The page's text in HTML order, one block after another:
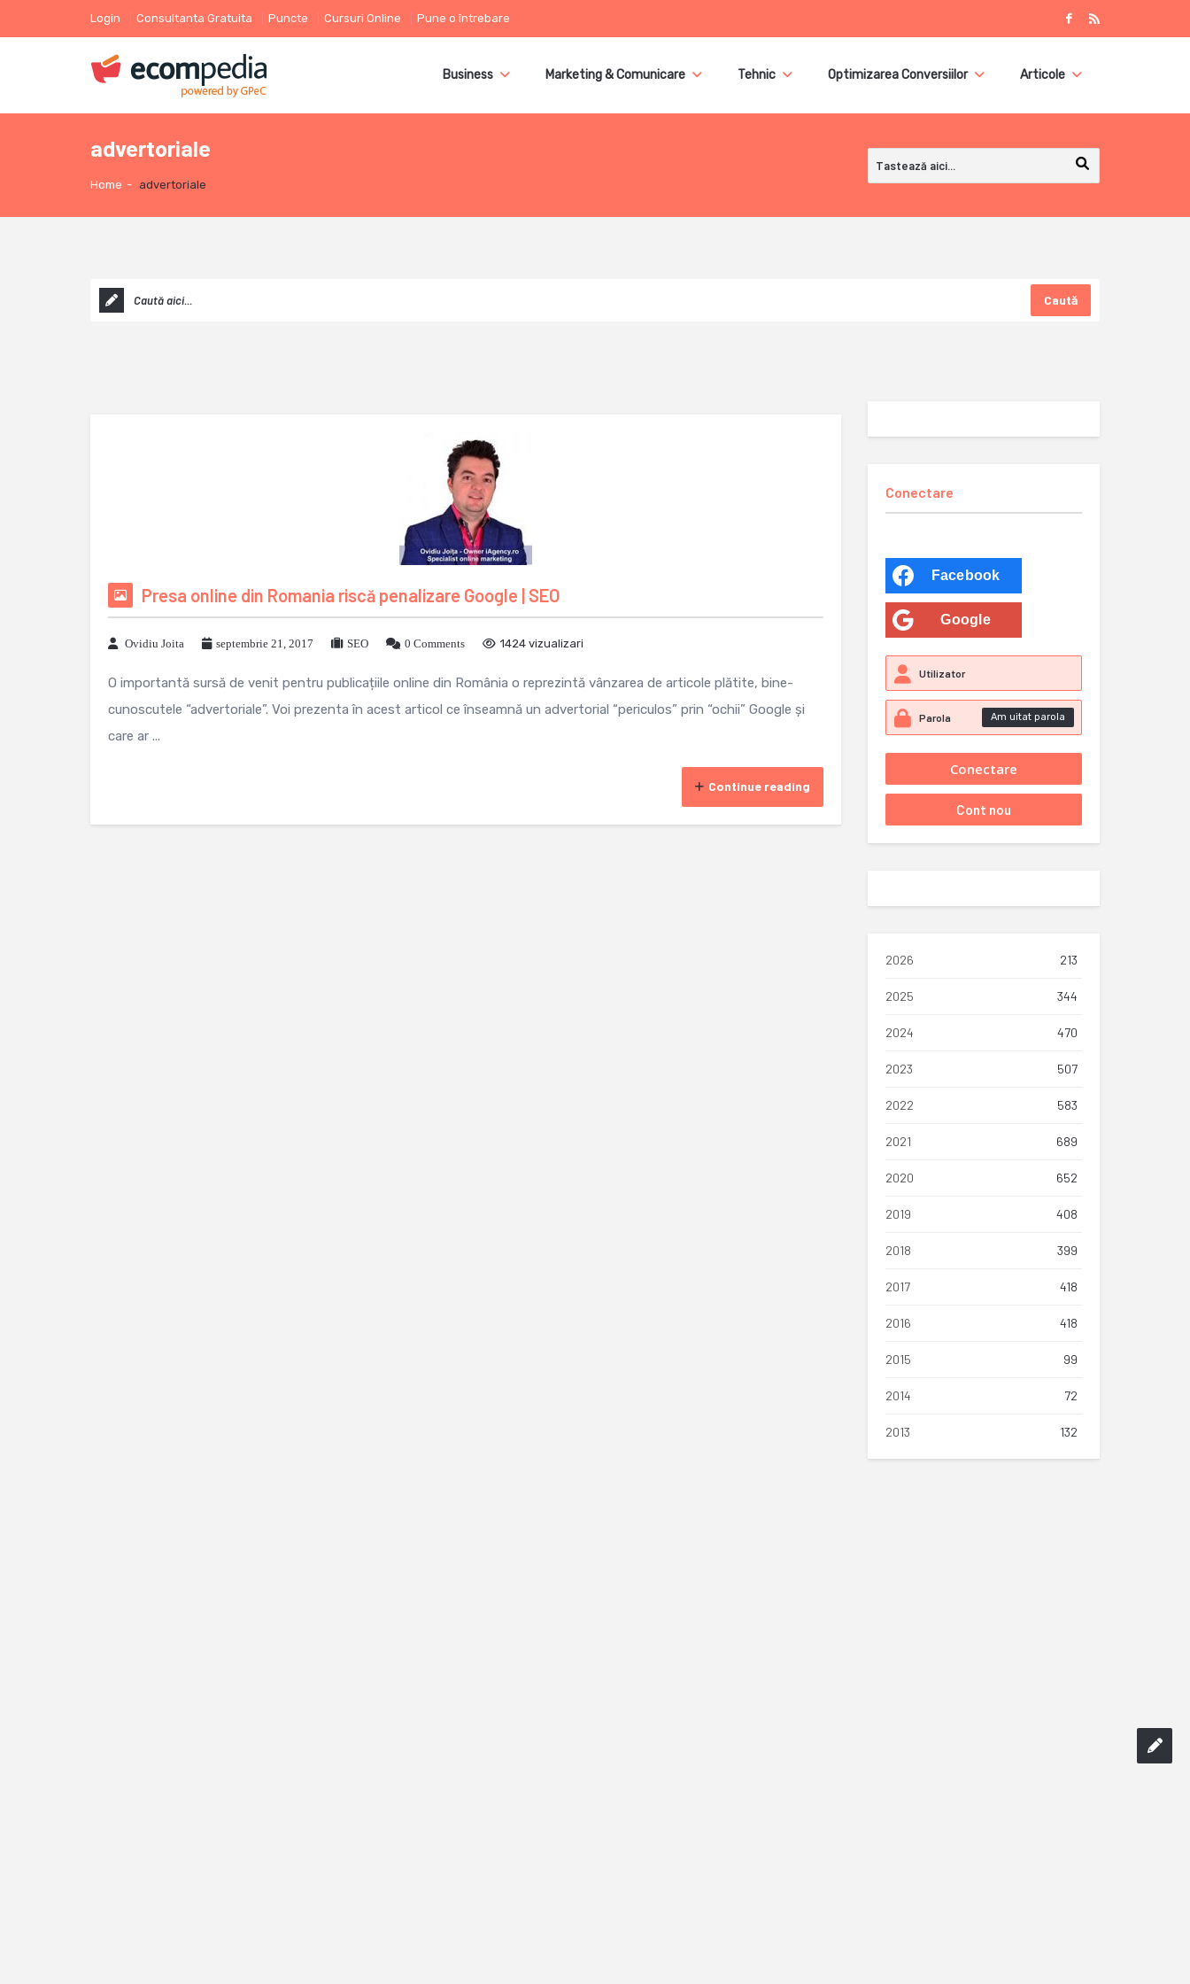
Login Consultanta Gratuita Puncte Cursuri Online Pune o întrebare
Business Marketing & Comunicare Tehnic Optimizarea Conversiilor Articole
advertoriale
Home - advertoriale
Caută
Presa online din Romania riscă penalizare Google | SEO
Ovidiu Joita septembrie 21, 2017 SEO 0 Comments 1424 vizualizari
O importantă sursă de venit pentru publicațiile online din România o reprezintă vânzarea de articole plătite, bine-
cunoscutele “advertoriale”. Voi prezenta în acest articol ce înseamnă un advertorial “periculos” prin “ochii” Google și
care ar ...
Continue reading
Conectare
Facebook
Google
Am uitat parola
2026 213
2025 344
2024 470
2023 507
2022 583
2021 689
2020 652
2019 408
2018 399
2017 418
2016 418
2015 99
2014 72
2013 132